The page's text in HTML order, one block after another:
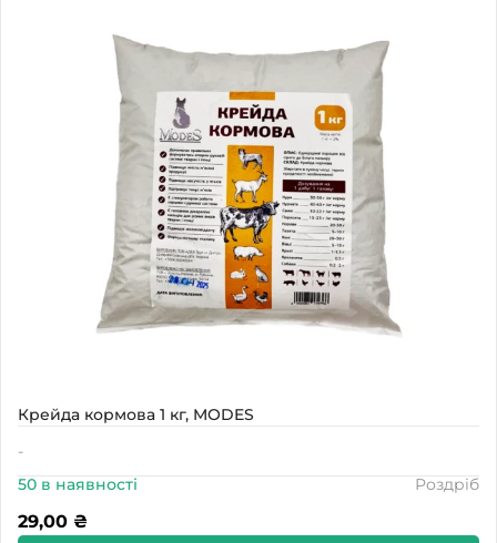
Крейда кормова 1 кг, MODES
-
50 в наявності
Роздріб
29,00 ₴